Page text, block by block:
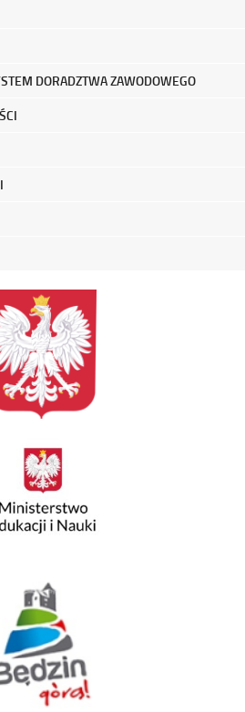
DORADZTWA ZAWODOWEGO